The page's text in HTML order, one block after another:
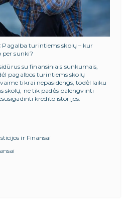
Pagalba turintiems skolų – kur
per sunki?
su finansiniais sunkumais,
pagalbos turintiems skolų
tikrai nepasidengs, todėl laiku
skolų, ne tik padės palengvinti
kredito istorijos.
ir Finansai